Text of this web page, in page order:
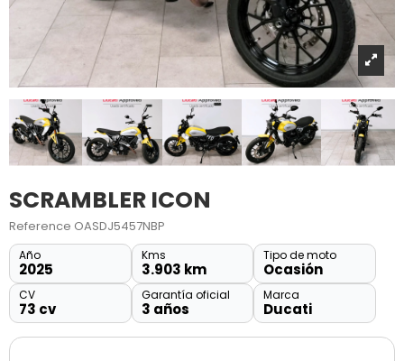
SCRAMBLER ICON
Reference OASDJ5457NBP
Año
2025
Kms
3.903 km
Tipo de moto
Ocasión
CV
73 cv
Garantía oficial
3 años
Marca
Ducati